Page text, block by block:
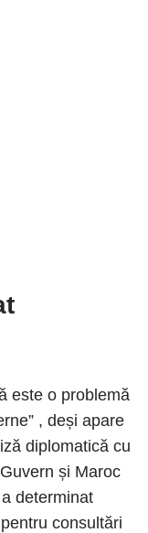
este o problemă
, deși apare
diplomatică cu
și Maroc
determinat
consultări